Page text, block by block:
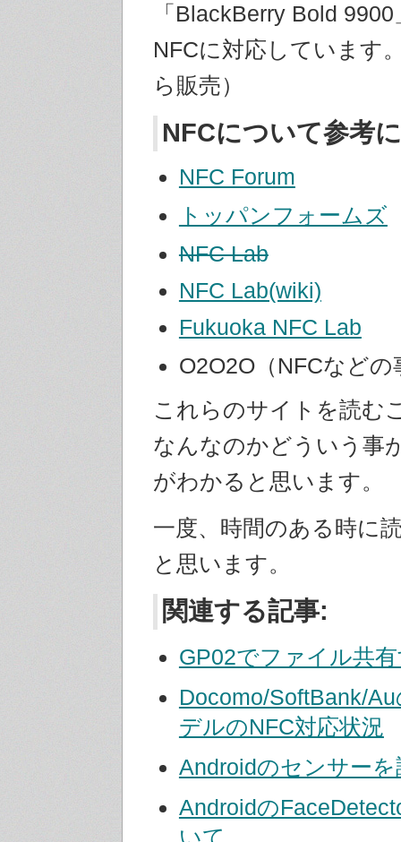
「BlackBerry Bold
NFCに対応しています
ら販売）
NFCについて参考
NFC Forum
トッパンフォームズ
NFC Lab
NFC Lab(wiki)
Fukuoka NFC Lab
O2O2O（NFCなどの
これらのサイトを読む
なんなのかどういう事
がわかると思います。
一度、時間のある時に
と思います。
関連する記事:
GP02でファイル共
Docomo/SoftBank/
デルのNFC対応状況
Androidのセンサー
Androidの
いて